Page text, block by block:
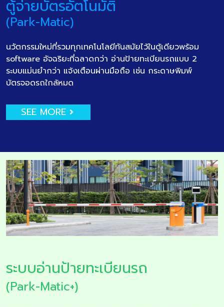
ตู้จ่ายบัตรอัตโนมัติ
(Park-Matic)
นวัตกรรมใหม่ที่รวมทุกเทคโนโลยีทันสมัยไว้ในตู้เดียวพร้อม
software อัจฉริยะที่ฉลาดกว่า อ่านป้ายทะเบียนรถแบบ 2
ระบบแม่นยำกว่า แจ้งเตือนผ่านมือถือ เช่น กระดาษพิมพ์
บัตรจอดรถใกล้หมด
SEE MORE
ระบบอ่านป้ายทะเบียนรถ
(Park-Matic+)